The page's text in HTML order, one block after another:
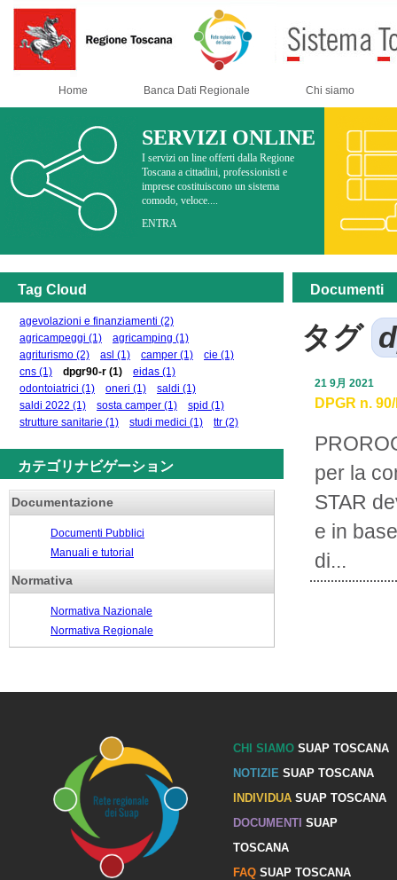
Home Banca Dati Regionale Chi siamo
SERVIZI ONLINE
I servizi on line offerti dalla Regione
Toscana a cittadini, professionisti e
imprese costituiscono un sistema
comodo, veloce....
ENTRA
Tag Cloud
agevolazioni e finanziamenti (2)
agricampeggi (1) agricamping (1)
agriturismo (2) asl (1) camper (1) cie (1)
cns (1) dpgr90-r (1) eidas (1)
odontoiatrici (1) oneri (1) saldi (1)
saldi 2022 (1) sosta camper (1) spid (1)
strutture sanitarie (1) studi medici (1) ttr (2)
カテゴリナビゲーション
Documentazione
Documenti Pubblici
Manuali e tutorial
Normativa
Normativa Nazionale
Normativa Regionale
Documenti
タグ
DPGR n.
per la
STAR
e in
di...
21 9月 2021
CHI SIAMOSUAP TOSCANA
NOTIZIE SUAP TOSCANA
INDIVIDUASUAP TOSCANA
DOCUMENTI SUAP
TOSCANA
FAQSUAP TOSCANA